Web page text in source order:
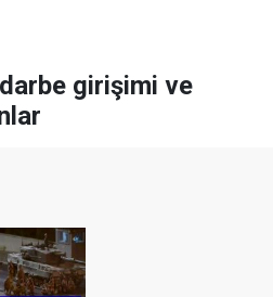
girişimi ve